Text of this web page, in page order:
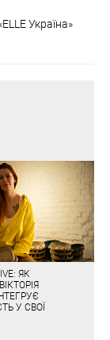
Україна»
ЯК
У СВОЇ